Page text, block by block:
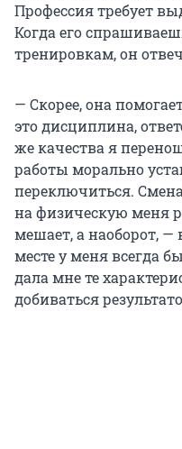
Профессия требует
Когда его
тренировкам, он
— Скорее, она
это дисциплина,
же качества я
работы морально
переключиться.
на физическую меня
мешает, а наоборот, —
месте у меня всегда
дала мне те
добиваться